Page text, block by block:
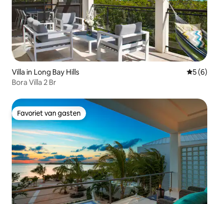
Villa in Long Bay Hills
5 (6)
Bora Villa 2 Br
Favoriet van gasten
Favoriet van gasten